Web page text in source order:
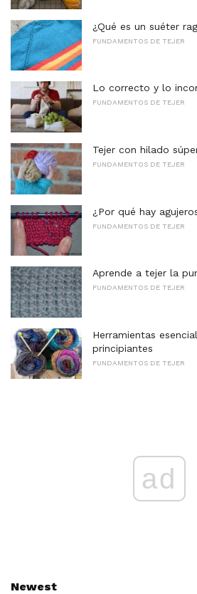
¿Qué es un suéter
FUNDAMENTOS DE TEJER
Lo correcto y lo
FUNDAMENTOS DE TEJER
Tejer con hilado
FUNDAMENTOS DE TEJER
¿Por qué hay
FUNDAMENTOS DE TEJER
Aprende a tejer la
FUNDAMENTOS DE TEJER
Herramientas
principiantes
FUNDAMENTOS DE TEJER
ad
Newest